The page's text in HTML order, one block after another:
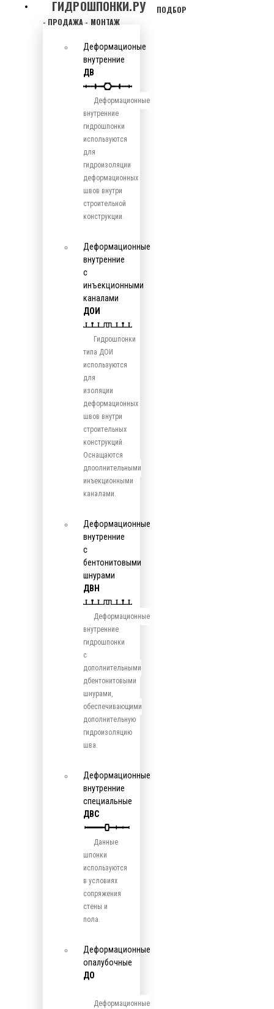
ГИДРОШПОНКИ.РУ
ПОДБОР
- ПРОДАЖА - МОНТАЖ
Деформационые
внутренние
ДВ
Деформационные
внутренние
гидрошпонки
используются
для
гидроизоляции
деформационных
швов внутри
строительной
конструкции.
Деформационные
внутренние
с
инъекционными
каналами
ДОИ
Гидрошпонки
типа ДОИ
используются
для
изоляции
деформационных
швов внутри
строительных
конструкций.
Оснащаются
дпоолнительными
инъекционными
каналами.
Деформационные
внутренние
с
бентонитовыми
шнурами
ДВН
Деформационные
внутренние
гидрошпонки
с
дополнительными
дбентонитовыми
шнурами,
обеспечивающими
дополнительную
гидроизоляцию
шва.
Деформационные
внутренние
специальные
ДВС
Данные
шпонки
используются
в условиях
сопряжения
стены и
пола.
Деформационные
опалубочные
ДО
Деформационные